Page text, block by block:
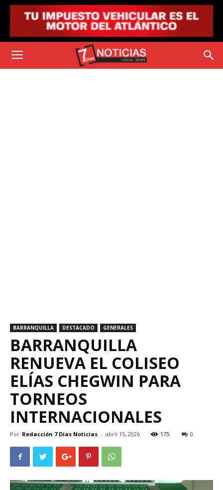
BARRANQUILLA DESTACADO GENERALES
BARRANQUILLA
RENUEVA EL COLISEO
ELÍAS CHEGWIN PARA
TORNEOS
INTERNACIONALES
Por Redacción 7 Días Noticias - abril 15, 2026 175 0